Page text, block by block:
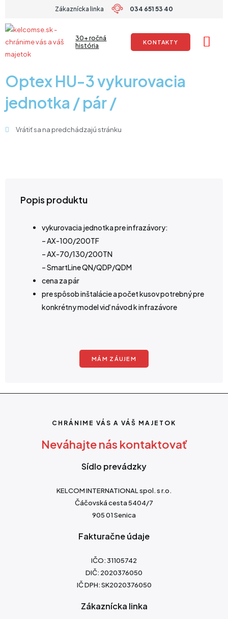
obsah
Zákaznícka linka 034 651 53 40
30+ ročná
história
KONTAKTY
Optex HU-3 vykurovacia
jednotka / pár /
Vrátiť sa na predchádzajú stránku
Popis produktu
vykurovacia jednotka pre infrazávory:
– AX-100/200TF
– AX-70/130/200TN
– SmartLine QN/QDP/QDM
cena za pár
pre spôsob inštalácie a počet kusov potrebný pre
konkrétny model viď návod k infrazávore
MÁM ZÁUJEM
CHRÁNIME VÁS A VÁŠ MAJETOK
Neváhajte nás kontaktovať
Sídlo prevádzky
KELCOM INTERNATIONAL spol. s r.o.
Čáčovská cesta 5404/7
905 01 Senica
Fakturačne údaje
IČO: 31105742
DIČ: 2020376050
IČ DPH: SK2020376050
Zákaznícka linka